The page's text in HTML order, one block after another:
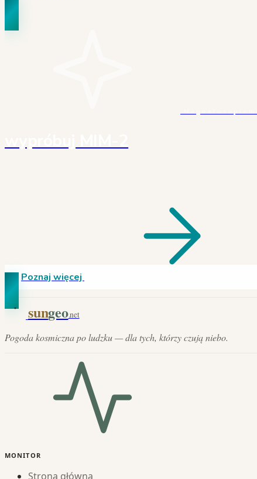
Poznaj więcej
sungeo.net
Pogoda kosmiczna po ludzku — dla tych, którzy czują niebo.
MONITOR
Strona główna